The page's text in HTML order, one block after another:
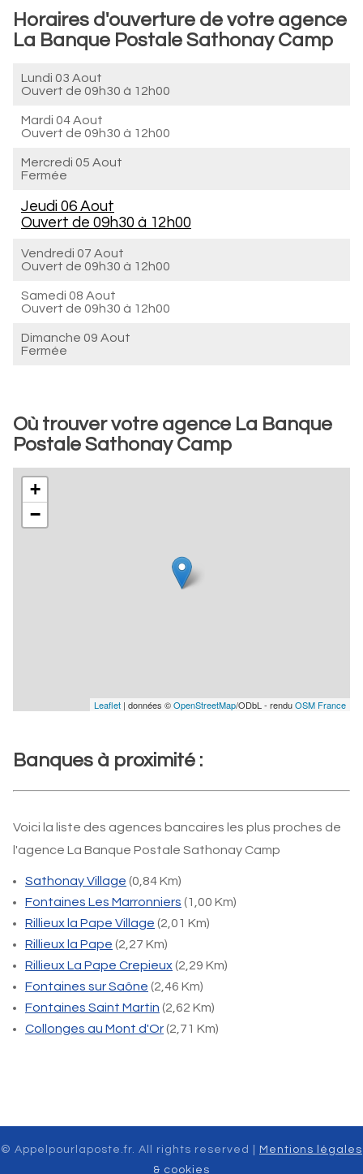
Horaires d'ouverture de votre agence
La Banque Postale Sathonay Camp
Lundi 03 Aout
Ouvert de 09h30 à 12h00
Mardi 04 Aout
Ouvert de 09h30 à 12h00
Mercredi 05 Aout
Fermée
Jeudi 06 Aout
Ouvert de 09h30 à 12h00
Vendredi 07 Aout
Ouvert de 09h30 à 12h00
Samedi 08 Aout
Ouvert de 09h30 à 12h00
Dimanche 09 Aout
Fermée
Où trouver votre agence La Banque
Postale Sathonay Camp
+
−
Leaflet | données ©OpenStreetMap/ODbL - renduOSM France
Banques à proximité :
Voici la liste des agences bancaires les plus proches de
l'agence La Banque Postale Sathonay Camp
Sathonay Village (0,84 Km)
Fontaines Les Marronniers (1,00 Km)
Rillieux la Pape Village (2,01 Km)
Rillieux la Pape (2,27 Km)
Rillieux La Pape Crepieux(2,29 Km)
Fontaines sur Saône (2,46 Km)
Fontaines Saint Martin (2,62 Km)
Collonges au Mont d'Or(2,71 Km)
© Appelpourlaposte.fr. All rights reserved |
Mentions légales
& cookies